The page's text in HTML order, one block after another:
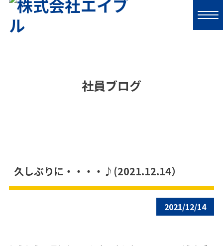
社員ブログ
久しぶりに・・・・♪(2021.12.14）
2021/12/14